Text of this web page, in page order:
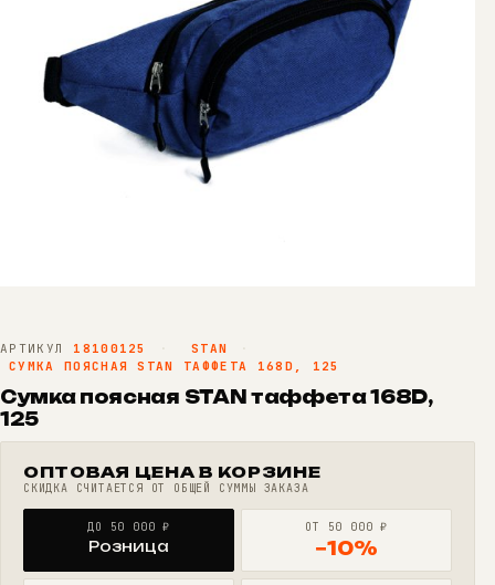
АРТИКУЛ 18100125 · STAN
·
СУМКА ПОЯСНАЯ STAN ТАФФЕТА 168D, 125
Сумка поясная STAN таффета 168D,
125
ОПТОВАЯ ЦЕНА В КОРЗИНЕ
СКИДКА СЧИТАЕТСЯ ОТ ОБЩЕЙ СУММЫ ЗАКАЗА
ДО 50 000 ₽
Розница
ОТ 50 000 ₽
−10%